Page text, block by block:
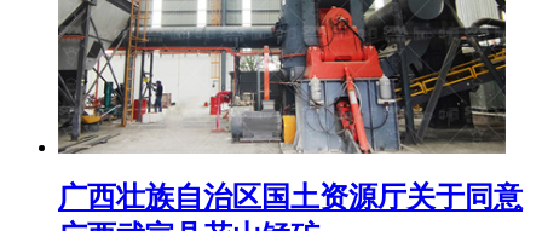
广西壮族自治区国土资源厅关于同意